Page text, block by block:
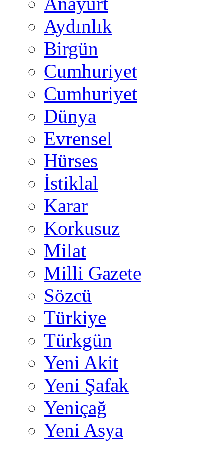
Aydınlık
Birgün
Cumhuriyet
Cumhuriyet
Dünya
Evrensel
Hürses
İstiklal
Karar
Korkusuz
Milat
Milli Gazete
Sözcü
Türkiye
Türkgün
Yeni Akit
Yeni Şafak
Yeniçağ
Yeni Asya